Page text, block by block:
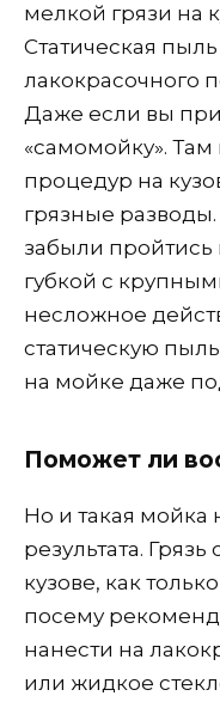
мелкой грязи на
Статическая
лакокрасочного
Даже если вы
«самомойку».
процедур на
грязные
забыли пройтись
губкой с
несложное
статическую
на мойке даже
Поможет ли
Но и такая мойка
результата.
кузове, как
посему
нанести на
или жидкое